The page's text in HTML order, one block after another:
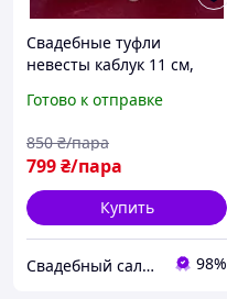
Свадебные туфли
невесты каблук 11 см,
Готово к отправке
799₴/пара
850 ₴/пара
Купить
Свадебный салон "ПРИНЦЕССА" 98%